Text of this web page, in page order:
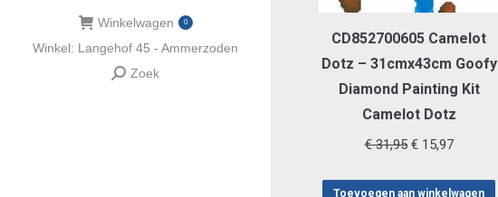
Winkelwagen 0
Winkel: Langehof 45 - Ammerzoden
Zoeken:
Zoek
CD852700605 Camelot
Dotz – 31cmx43cm Goofy
Diamond Painting Kit
Camelot Dotz
€31,95 Oorspronkelijke
€15,97Huidige
Toevoegen aan winkelwagen